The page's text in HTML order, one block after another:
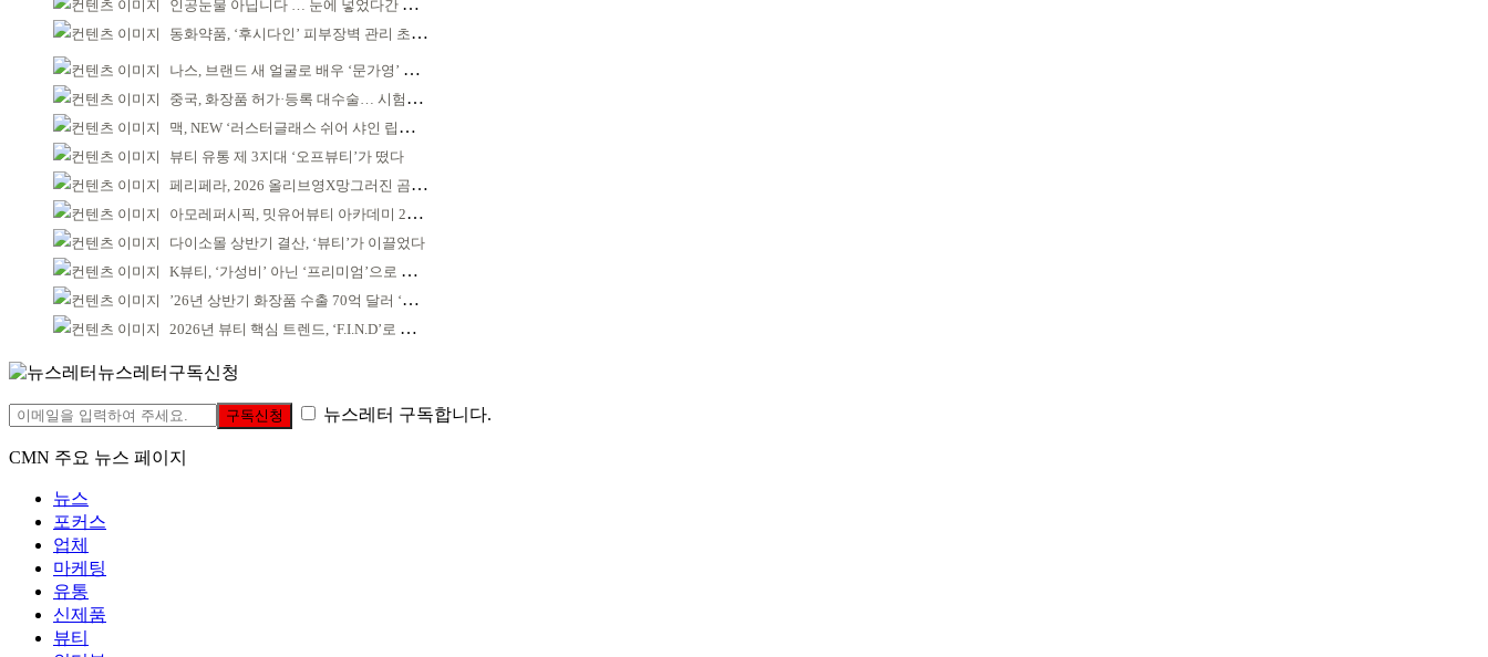
인공눈물 아닙니다 … 눈에 넣었다간 각막 손상
동화약품, ‘후시다인’ 피부장벽 관리 초점 ‘리브랜딩’
나스, 브랜드 새 얼굴로 배우 ‘문가영’ 발탁
중국, 화장품 허가·등록 대수술… 시험자료 공용 허용
맥, NEW ‘러스터글래스 쉬어 샤인 립스틱’ 출시
뷰티 유통 제 3지대 ‘오프뷰티’가 떴다
페리페라, 2026 올리브영X망그러진 곰 콜라보
아모레퍼시픽, 밋유어뷰티 아카데미 2기 발대식
다이소몰 상반기 결산, ‘뷰티’가 이끌었다
K뷰티, ‘가성비’ 아닌 ‘프리미엄’으로 승부걸어야
’26년 상반기 화장품 수출 70억 달러 ‘역대 최고’
2026년 뷰티 핵심 트렌드, ‘F.I.N.D’로 읽는다
뉴스레터구독신청
구독신청 뉴스레터 구독합니다.
CMN 주요 뉴스 페이지
뉴스
포커스
업체
마케팅
유통
신제품
뷰티